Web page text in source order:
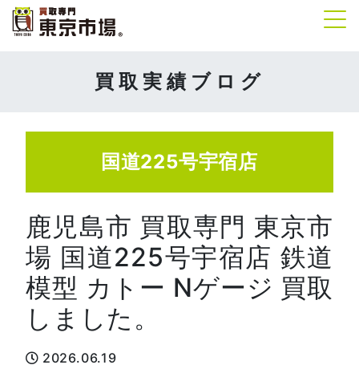
買取実績ブログ
国道225号宇宿店
鹿児島市 買取専門 東京市
場 国道225号宇宿店 鉄道
模型 カトー Nゲージ 買取
しました。
2026.06.19